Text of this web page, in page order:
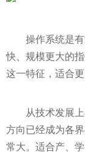
操作系统是
快、规模更大的
这一特征，适合
从技术发展
方向已经成为各
常大。适合产、